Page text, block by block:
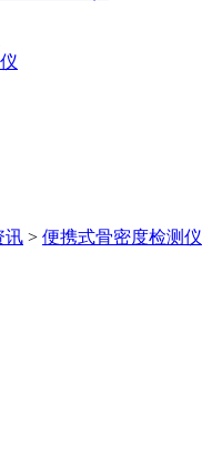
讯 > 便携式骨密度检测仪